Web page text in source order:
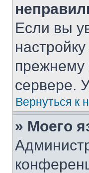
Если вы
прежнему
сервере.
Вернуться к
» Моего